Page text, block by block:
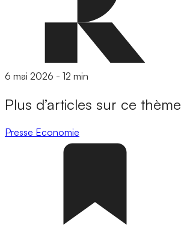
6 mai 2026 - 12 min
Plus d’articles sur ce thème
Presse Economie